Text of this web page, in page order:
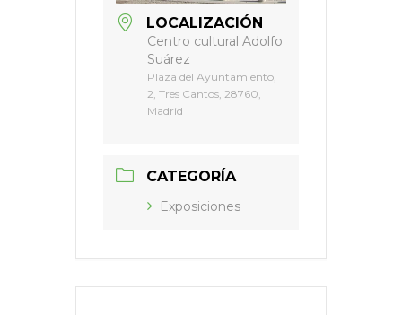
LOCALIZACIÓN
Centro cultural Adolfo
Suárez
Plaza del Ayuntamiento,
2, Tres Cantos, 28760,
Madrid
CATEGORÍA
Exposiciones